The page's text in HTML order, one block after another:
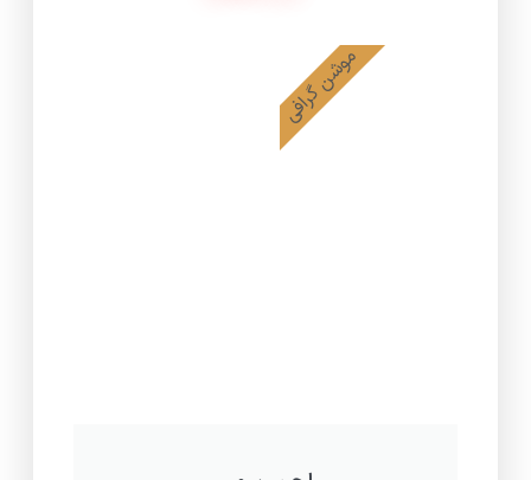
موشن گرافی